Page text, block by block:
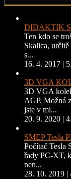
DIDAKTIK
Ten kdo se
Skalica,
s...
16. 4. 2017 |
3D VGA
3D VGA
AGP. Možná
jste v mi...
20. 9. 2020 |
SMEP Tesla
Počítač Tesla
řady PC-XT,
nen...
28. 10. 2019 |